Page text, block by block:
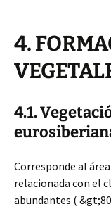
4.
4.1.
Corresponde al
relacionada con el
abundantes (